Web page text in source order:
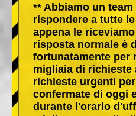
** Abbiamo un
rispondere a tutte
appena le
risposta normale è
fortunatamente per
migliaia di richieste
richieste urgenti
confermate di oggi
durante l'orario